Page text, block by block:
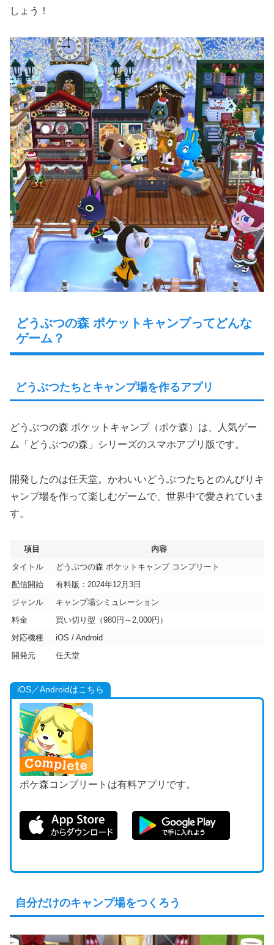
しょう！
どうぶつの森 ポケットキャンプってどんな
ゲーム？
どうぶつたちとキャンプ場を作るアプリ
どうぶつの森 ポケットキャンプ（ポケ森）は、人気ゲー
ム「どうぶつの森」シリーズのスマホアプリ版です。
開発したのは任天堂。かわいいどうぶつたちとのんびりキ
ャンプ場を作って楽しむゲームで、世界中で愛されていま
す。
項目
内容
タイトル
どうぶつの森 ポケットキャンプ コンプリート
配信開始
有料版：2024年12月3日
ジャンル
キャンプ場シミュレーション
料金
買い切り型（980円～2,000円）
対応機種
iOS / Android
開発元
任天堂
iOS／Androidはこちら
ポケ森コンプリートは有料アプリです。
自分だけのキャンプ場をつくろう